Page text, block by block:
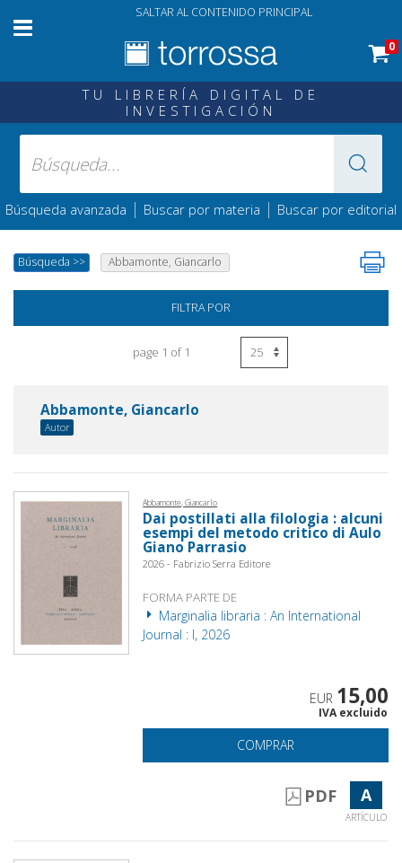
SALTAR AL CONTENIDO PRINCIPAL
0
TU LIBRERÍA DIGITAL DE
INVESTIGACIÓN
Búsqueda avanzada | Buscar por materia | Buscar por editorial
Búsqueda >> Abbamonte, Giancarlo
FILTRA POR
page 1 of 1
Abbamonte, Giancarlo
Autor
Abbamonte, Giancarlo
Dai postillati alla filologia : alcuni
esempi del metodo critico di Aulo
Giano Parrasio
2026 - Fabrizio Serra Editore
FORMA PARTE DE
Marginalia libraria : An International
Journal : I, 2026
EUR 15,00
IVA excluido
COMPRAR
PDF A
ARTÍCULO